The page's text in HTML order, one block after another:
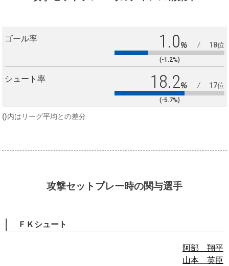
ゴール率 1.0% 18位
(-1.2%)
シュート率 18.2% 17位
(-5.7%)
()内はリーグ平均との差分
攻撃セットプレー時の関与選手
ＦＫシュート
阿部 翔平
山本 英臣